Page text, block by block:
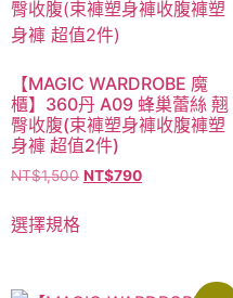
【MAGIC WARDROBE 魔
櫃】360丹 A09 蜂巢蕾絲 翹
臀收腹(束褲塑身褲收腹褲塑
身褲 超值2件)
NT$1,500 NT$790
選擇規格